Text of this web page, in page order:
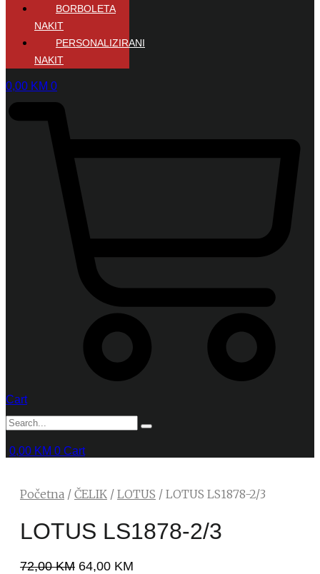
BORBOLETA
NAKIT
PERSONALIZIRANI
NAKIT
0,00 KM 0
Cart
0,00 KM 0 Cart
Početna / ČELIK / LOTUS / LOTUS LS1878-2/3
LOTUS LS1878-2/3
72,00KM 64,00 KM